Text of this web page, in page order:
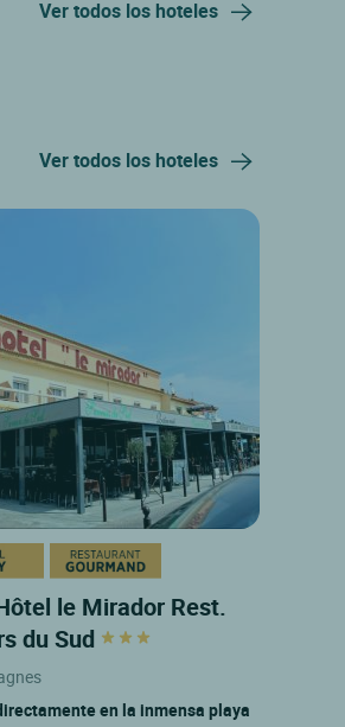
Ver todos los hoteles
Ver todos los hoteles
le Mirador Rest.
du Sud
en la inmensa playa